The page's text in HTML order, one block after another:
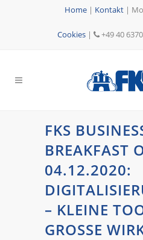
Home | Kontakt |
Cookies| +49 40
FKS
BREAKFAST
04.12.2020:
– KLEINE
GROSSE